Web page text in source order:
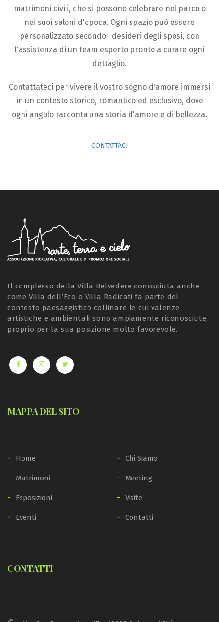
matrimoni civili, che si possono celebrare nel parco o
nei suoi saloni d'epoca. Ogni spazio può essere
personalizzato secondo i desideri degli sposi, con
l'assistenza di un team esperto pronto a curare ogni
dettaglio.
Contattateci per vivere il vostro sogno d'amore immersi
in un contesto storico, romantico ed esclusivo, dove
ogni angolo racconta una storia d'amore e di bellezza.
CONTATTACI
Il complesso della Villa Belvedere conosciuta anche
come Villa dell’Eco o Villa Radicati fa parte del
contesto paesaggistico collinare le cui valenze
artistiche e ambientali sono ampiamente riconosciute,
proprio per la sua posizione molto favorevole.
MAPPA DEL SITO
Home Chi Siamo
Matrimoni Meeting
Esposizioni Visite
Eventi Contatti
CONTATTI